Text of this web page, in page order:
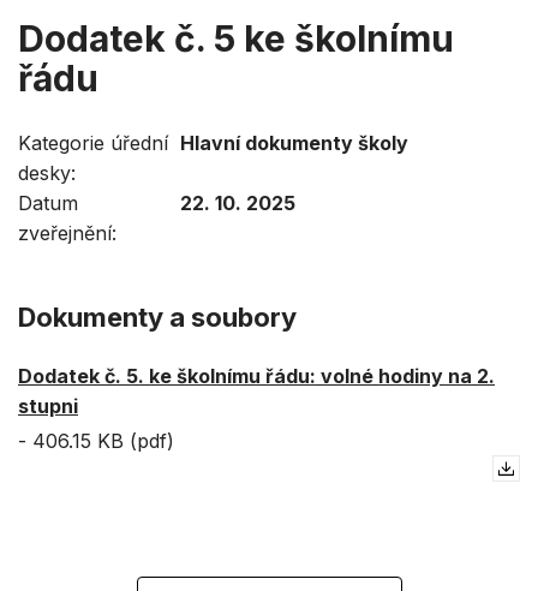
Dodatek č. 5 ke školnímu
řádu
Kategorie úřední
desky
Hlavní dokumenty školy
Datum
zveřejnění
22. 10. 2025
Dokumenty a soubory
Dodatek č. 5. ke školnímu řádu: volné hodiny na 2.
stupni
- 406.15 KB (pdf)